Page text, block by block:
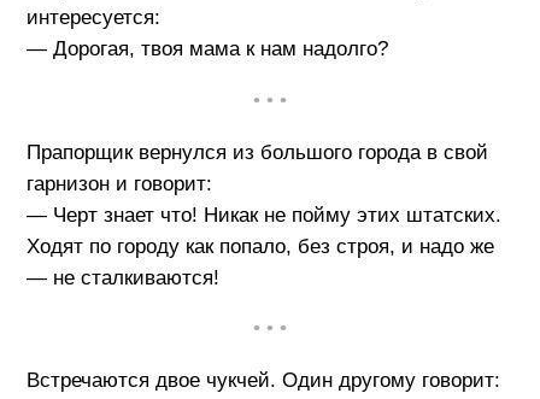
интересуется:
— Дорогая, твоя мама к нам надолго?
• • •
Прапорщик вернулся из большого города в свой
гарнизон и говорит:
— Черт знает что! Никак не пойму этих штатских.
Ходят по городу как попало, без строя, и надо же
— не сталкиваются!
• • •
Встречаются двое чукчей. Один другому говорит: